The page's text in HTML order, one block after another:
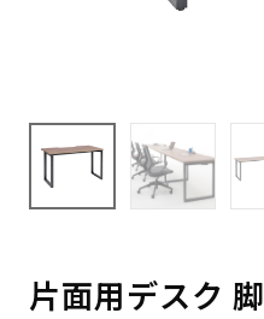
片面用デスク 脚